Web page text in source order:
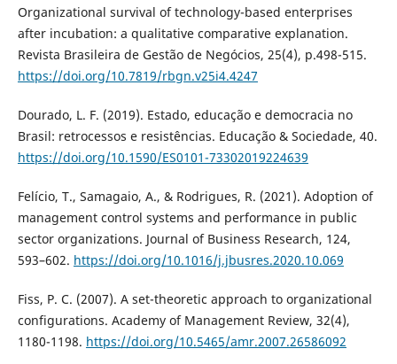
Organizational survival of technology-based enterprises
after incubation: a qualitative comparative explanation.
Revista Brasileira de Gestão de Negócios, 25(4), p.498-515.
https://doi.org/10.7819/rbgn.v25i4.4247
Dourado, L. F. (2019). Estado, educação e democracia no
Brasil: retrocessos e resistências. Educação & Sociedade, 40.
https://doi.org/10.1590/ES0101-73302019224639
Felício, T., Samagaio, A., & Rodrigues, R. (2021). Adoption of
management control systems and performance in public
sector organizations. Journal of Business Research, 124,
593–602. https://doi.org/10.1016/j.jbusres.2020.10.069
Fiss, P. C. (2007). A set-theoretic approach to organizational
configurations. Academy of Management Review, 32(4),
1180-1198. https://doi.org/10.5465/amr.2007.26586092